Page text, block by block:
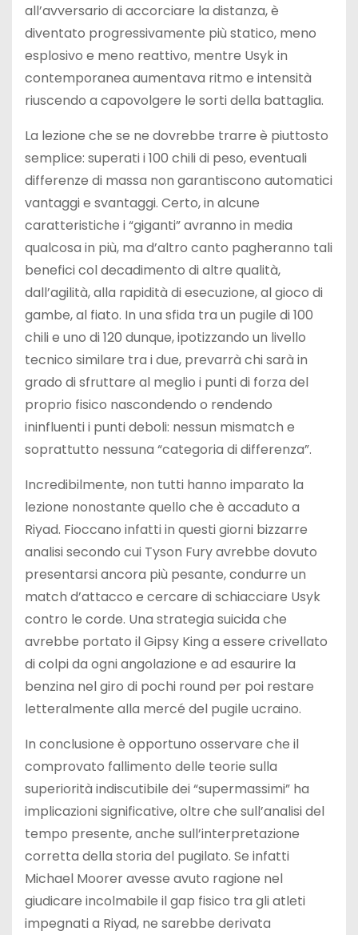
all’avversario di accorciare la distanza, è
diventato progressivamente più statico, meno
esplosivo e meno reattivo, mentre Usyk in
contemporanea aumentava ritmo e intensità
riuscendo a capovolgere le sorti della battaglia.
La lezione che se ne dovrebbe trarre è piuttosto
semplice: superati i 100 chili di peso, eventuali
differenze di massa non garantiscono automatici
vantaggi e svantaggi. Certo, in alcune
caratteristiche i “giganti” avranno in media
qualcosa in più, ma d’altro canto pagheranno tali
benefici col decadimento di altre qualità,
dall’agilità, alla rapidità di esecuzione, al gioco di
gambe, al fiato. In una sfida tra un pugile di 100
chili e uno di 120 dunque, ipotizzando un livello
tecnico similare tra i due, prevarrà chi sarà in
grado di sfruttare al meglio i punti di forza del
proprio fisico nascondendo o rendendo
ininfluenti i punti deboli: nessun mismatch e
soprattutto nessuna “categoria di differenza”.
Incredibilmente, non tutti hanno imparato la
lezione nonostante quello che è accaduto a
Riyad. Fioccano infatti in questi giorni bizzarre
analisi secondo cui Tyson Fury avrebbe dovuto
presentarsi ancora più pesante, condurre un
match d’attacco e cercare di schiacciare Usyk
contro le corde. Una strategia suicida che
avrebbe portato il Gipsy King a essere crivellato
di colpi da ogni angolazione e ad esaurire la
benzina nel giro di pochi round per poi restare
letteralmente alla mercé del pugile ucraino.
In conclusione è opportuno osservare che il
comprovato fallimento delle teorie sulla
superiorità indiscutibile dei “supermassimi” ha
implicazioni significative, oltre che sull’analisi del
tempo presente, anche sull’interpretazione
corretta della storia del pugilato. Se infatti
Michael Moorer avesse avuto ragione nel
giudicare incolmabile il gap fisico tra gli atleti
impegnati a Riyad, ne sarebbe derivata